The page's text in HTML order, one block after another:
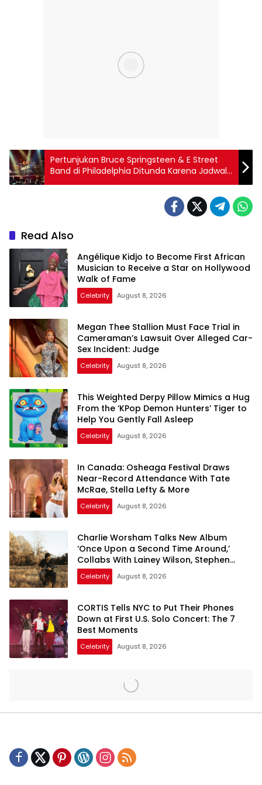
Pertunjukan Bruce Springsteen & E Street
Band di Philadelphia Ditunda Karena Jadwal
Playoff 76ers
Read Also
Angélique Kidjo to Become First African
Musician to Receive a Star on Hollywood
Walk of Fame
Celebrity August 8, 2026
Megan Thee Stallion Must Face Trial in
Cameraman’s Lawsuit Over Alleged Car-
Sex Incident: Judge
Celebrity August 8, 2026
This Weighted Derpy Pillow Mimics a Hug
From the ‘KPop Demon Hunters’ Tiger to
Help You Gently Fall Asleep
Celebrity August 8, 2026
In Canada: Osheaga Festival Draws
Near-Record Attendance With Tate
McRae, Stella Lefty & More
Celebrity August 8, 2026
Charlie Worsham Talks New Album
‘Once Upon a Second Time Around,’
Collabs With Lainey Wilson, Stephen
Wilson Jr.
Celebrity August 8, 2026
CORTIS Tells NYC to Put Their Phones
Down at First U.S. Solo Concert: The 7
Best Moments
Celebrity August 8, 2026